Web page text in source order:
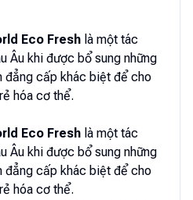
Eco Fresh là một tác
Âu khi được bổ sung những
đẳng cấp khác biệt để cho
hóa cơ thể.
Eco Fresh là một tác
Âu khi được bổ sung những
đẳng cấp khác biệt để cho
hóa cơ thể.